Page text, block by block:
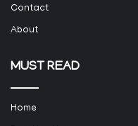
Contact
About
MUST READ
Home